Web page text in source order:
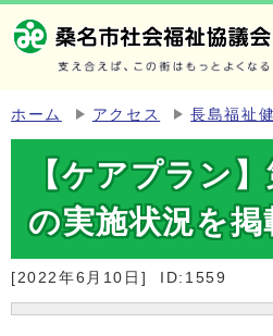
ホーム アクセス 長島福祉
【ケアプラン
の実施状況を
[2022年6月10日] ID:1559